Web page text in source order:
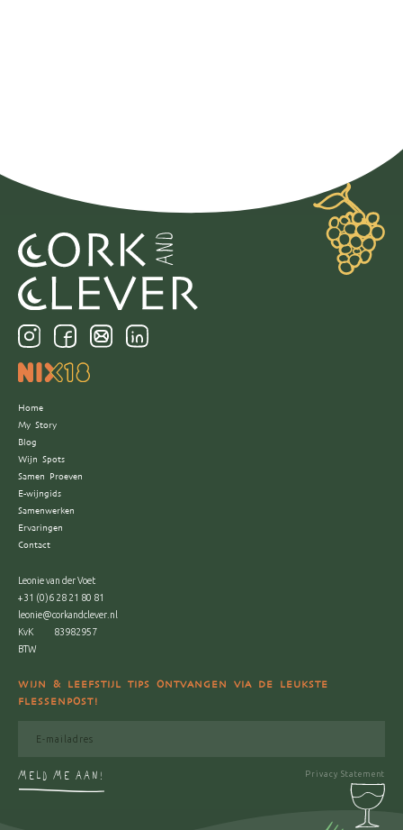
Home
My Story
Blog
Wijn Spots
Samen Proeven
E-wijngids
Samenwerken
Ervaringen
Contact
Leonie van der Voet
+31 (0)6 28 21 80 81
leonie@corkandclever.nl
KvK
83982957
BTW
WIJN & LEEFSTIJL TIPS ONTVANGEN VIA DE LEUKSTE
FLESSENPOST!
MELD ME AAN! Privacy Statement